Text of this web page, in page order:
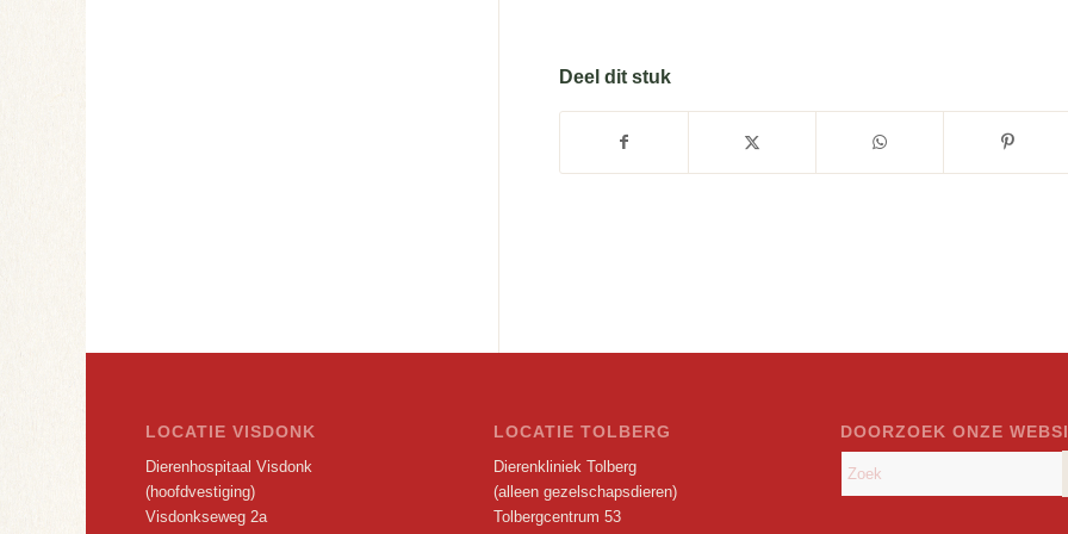
Deel dit stuk
LOCATIE VISDONK
Dierenhospitaal Visdonk
(hoofdvestiging)
Visdonkseweg 2a
LOCATIE TOLBERG
Dierenkliniek Tolberg
(alleen gezelschapsdieren)
Tolbergcentrum 53
DOORZOEK ONZE